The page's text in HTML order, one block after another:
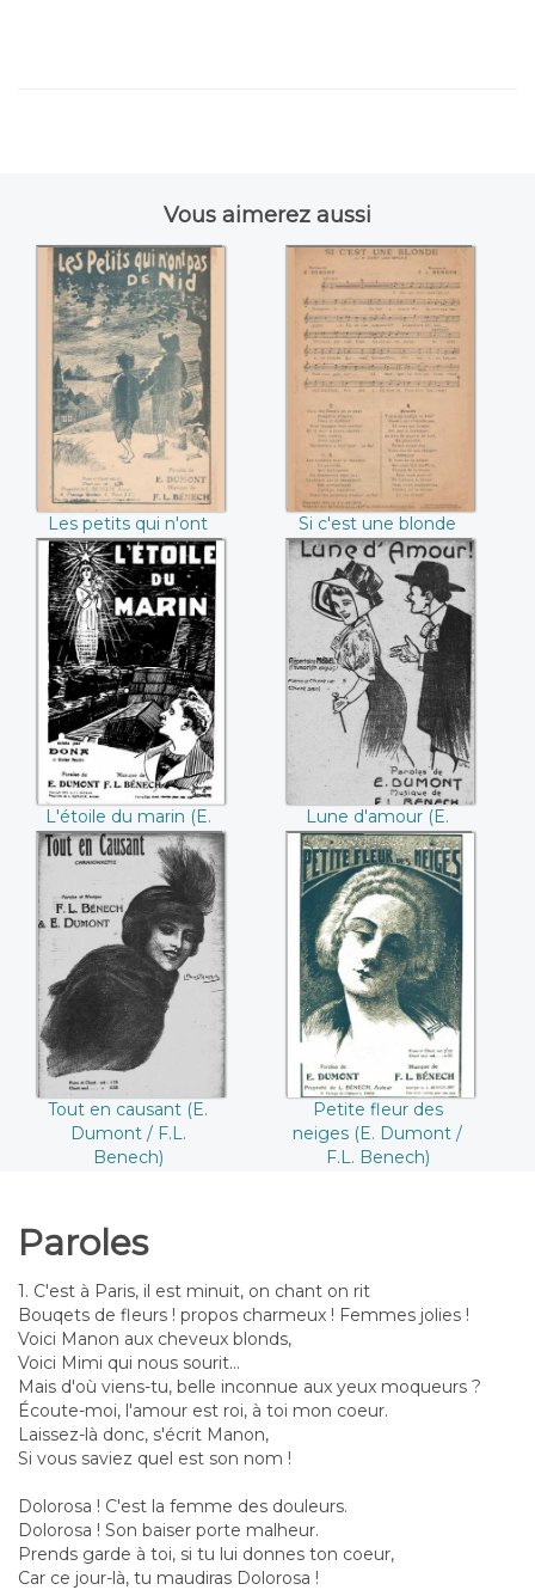
Vous aimerez aussi
Les petits qui n'ont
pas de nid ((E.
Dumont / F.L.
Benech))
Les petits qui n'ont
pas de nid (E.
Dumont / F.L.
Benech)
Si c'est une blonde
((E. Dumont / F.L.
Benech))
Si c'est une blonde
(E. Dumont / F.L.
Benech)
L'étoile du marin
((E. Dumont / F.L.
Bénech))
L'étoile du marin (E.
Dumont / F.L.
Bénech)
Lune d'amour ((E.
Dumont / F.L.
Benech))
Lune d'amour (E.
Dumont / F.L.
Benech)
Tout en causant
((E. Dumont / F.L.
Benech))
Tout en causant (E.
Dumont / F.L.
Benech)
Petite fleur des
neiges ((E. Dumont
/ F.L. Benech))
Petite fleur des
neiges (E. Dumont /
F.L. Benech)
Paroles
1. C'est à Paris, il est minuit, on chant on rit
Bouqets de fleurs ! propos charmeux ! Femmes jolies !
Voici Manon aux cheveux blonds,
Voici Mimi qui nous sourit...
Mais d'où viens-tu, belle inconnue aux yeux moqueurs ?
Écoute-moi, l'amour est roi, à toi mon coeur.
Laissez-là donc, s'écrit Manon,
Si vous saviez quel est son nom !
Dolorosa ! C'est la femme des douleurs.
Dolorosa ! Son baiser porte malheur.
Prends garde à toi, si tu lui donnes ton coeur,
Car ce jour-là, tu maudiras Dolorosa !